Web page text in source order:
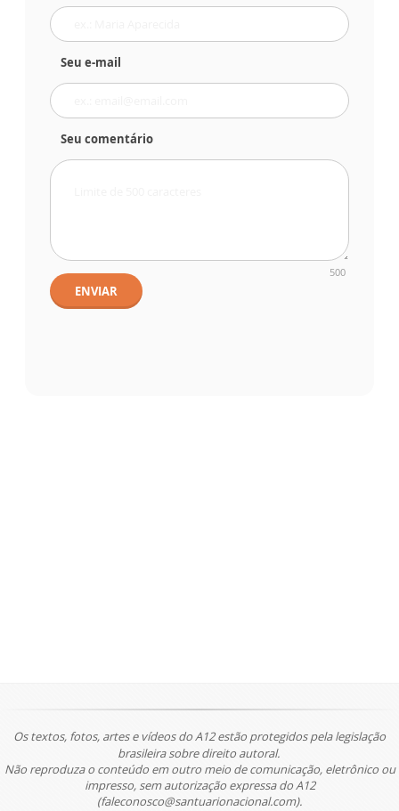
Seu e-mail
Seu comentário
500
ENVIAR
Os textos, fotos, artes e vídeos do A12 estão protegidos pela legislação
brasileira sobre direito autoral.
Não reproduza o conteúdo em outro meio de comunicação, eletrônico ou
impresso, sem autorização expressa do A12
(faleconosco@santuarionacional.com).